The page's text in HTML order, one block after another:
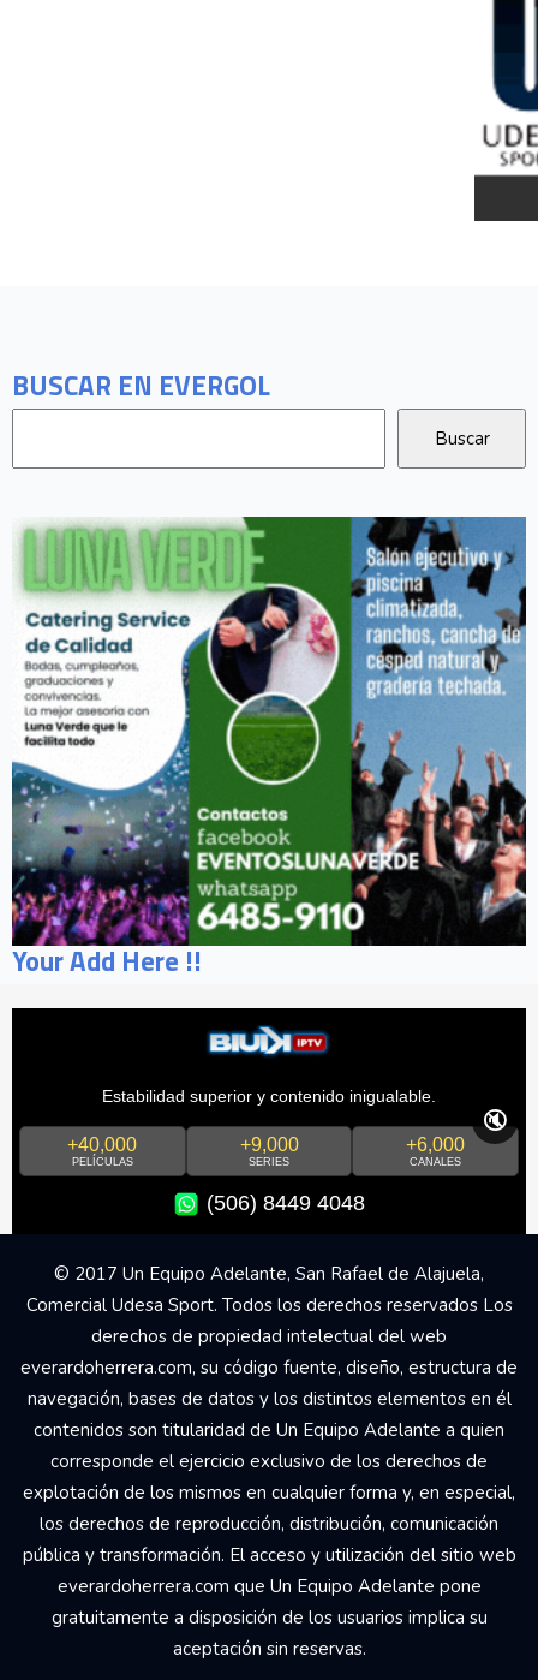
BUSCAR EN EVERGOL
Your Add Here !!
Estabilidad superior y contenido inigualable.
+40,000
PELÍCULAS
+9,000
SERIES
+6,000
CANALES
(506) 8449 4048
🔇
© 2017 Un Equipo Adelante, San Rafael de Alajuela,
Comercial Udesa Sport. Todos los derechos reservados Los
derechos de propiedad intelectual del web
everardoherrera.com, su código fuente, diseño, estructura de
navegación, bases de datos y los distintos elementos en él
contenidos son titularidad de Un Equipo Adelante a quien
corresponde el ejercicio exclusivo de los derechos de
explotación de los mismos en cualquier forma y, en especial,
los derechos de reproducción, distribución, comunicación
pública y transformación. El acceso y utilización del sitio web
everardoherrera.com que Un Equipo Adelante pone
gratuitamente a disposición de los usuarios implica su
aceptación sin reservas.